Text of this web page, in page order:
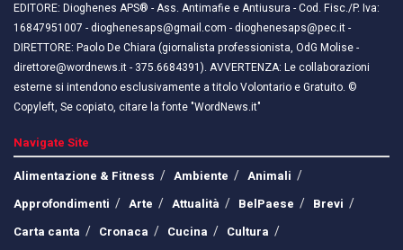
EDITORE: Dioghenes APS® - Ass. Antimafie e Antiusura - Cod. Fisc./P. Iva:
16847951007 - dioghenesaps@gmail.com - dioghenesaps@pec.it - ​​
DIRETTORE: Paolo De Chiara (giornalista professionista, OdG Molise -
direttore@wordnews.it - ​​375.6684391). AVVERTENZA: Le collaborazioni
esterne si intendono esclusivamente a titolo Volontario e Gratuito. ©
Copyleft, Se copiato, citare la fonte "WordNews.it"
Navigate Site
Alimentazione & Fitness
Ambiente
Animali
Approfondimenti
Arte Attualità BelPaese
Brevi
Carta canta
Cronaca Cucina
Cultura